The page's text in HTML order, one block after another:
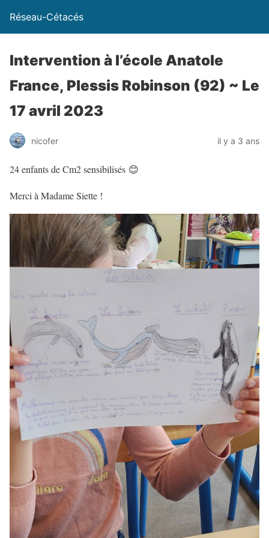
Réseau-Cétacés
Intervention à l’école Anatole
France, Plessis Robinson (92) ~ Le
17 avril 2023
nicofer il y a 3 ans
24 enfants de Cm2 sensibilisés 😊
Merci à Madame Siette !